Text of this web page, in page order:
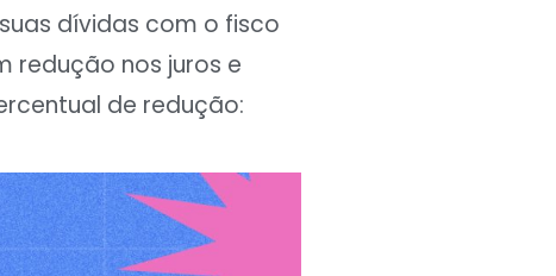
dívidas com o fisco
redução nos juros e
de redução: